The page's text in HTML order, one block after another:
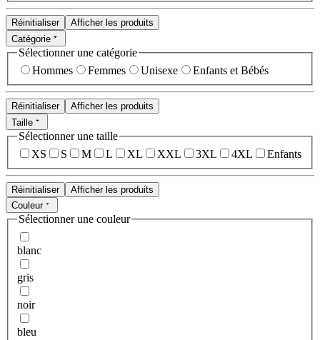
Réinitialiser
Afficher les produits
Catégorie
Sélectionner une catégorie
Hommes
Femmes Unisexe Enfants et Bébés
Réinitialiser
Afficher les produits
Taille
Sélectionner une taille
XS
S M L XL XXL 3XL 4XL Enfants
Réinitialiser
Afficher les produits
Couleur
Sélectionner une couleur
blanc
gris
noir
bleu